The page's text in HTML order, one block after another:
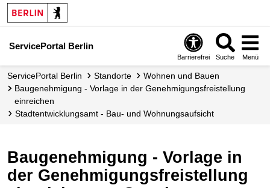
ServicePortal Berlin
Barrierefrei Suche Menü
ServicePortal Berlin Standorte
Wohnen und Bauen
Baugenehmigung - Vorlage in der Genehmigungsfreistellung
einreichen
Stadtentwicklungsamt - Bau- und Wohnungsaufsicht
Baugenehmigung - Vorlage in
der Genehmigungsfreistellung